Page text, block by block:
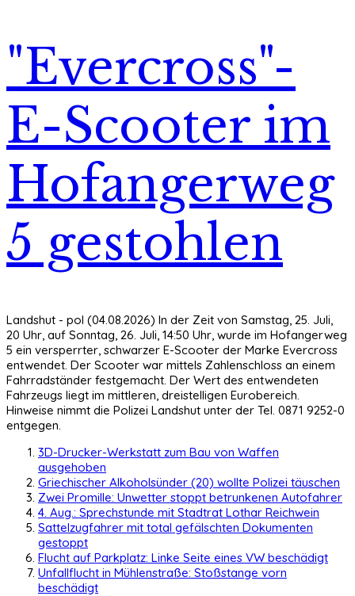
"Evercross"-
E-Scooter im
Hofangerweg
5 gestohlen
Landshut - pol (04.08.2026) In der Zeit von Samstag, 25. Juli,
20 Uhr, auf Sonntag, 26. Juli, 14:50 Uhr, wurde im Hofangerweg
5 ein versperrter, schwarzer E-Scooter der Marke Evercross
entwendet. Der Scooter war mittels Zahlenschloss an einem
Fahrradständer festgemacht. Der Wert des entwendeten
Fahrzeugs liegt im mittleren, dreistelligen Eurobereich.
Hinweise nimmt die Polizei Landshut unter der Tel. 0871 9252-0
entgegen.
3D-Drucker-Werkstatt zum Bau von Waffen
ausgehoben
Griechischer Alkoholsünder (20) wollte Polizei täuschen
Zwei Promille: Unwetter stoppt betrunkenen Autofahrer
4. Aug.: Sprechstunde mit Stadtrat Lothar Reichwein
Sattelzugfahrer mit total gefälschten Dokumenten
gestoppt
Flucht auf Parkplatz: Linke Seite eines VW beschädigt
Unfallflucht in Mühlenstraße: Stoßstange vorn
beschädigt